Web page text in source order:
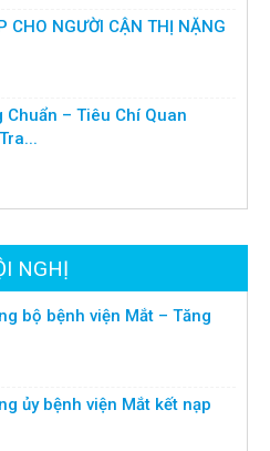
CHO NGƯỜI CẬN THỊ NẶNG
Chuẩn – Tiêu Chí Quan
NGHỊ
bộ bệnh viện Mắt – Tăng
ủy bệnh viện Mắt kết nạp